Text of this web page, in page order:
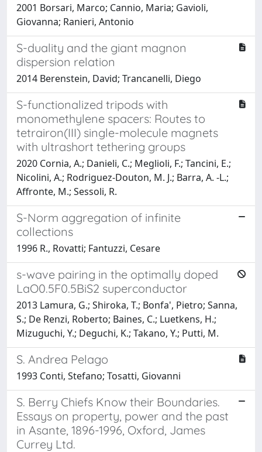
2001 Borsari, Marco; Cannio, Maria; Gavioli,
Giovanna; Ranieri, Antonio
S-duality and the giant magnon
dispersion relation
2014 Berenstein, David; Trancanelli, Diego
S-functionalized tripods with
monomethylene spacers: Routes to
tetrairon(III) single-molecule magnets
with ultrashort tethering groups
2020 Cornia, A.; Danieli, C.; Meglioli, F.; Tancini, E.;
Nicolini, A.; Rodriguez-Douton, M. J.; Barra, A. -L.;
Affronte, M.; Sessoli, R.
S-Norm aggregation of infinite
collections
1996 R., Rovatti; Fantuzzi, Cesare
s-wave pairing in the optimally doped
LaO0.5F0.5BiS2 superconductor
2013 Lamura, G.; Shiroka, T.; Bonfa', Pietro; Sanna,
S.; De Renzi, Roberto; Baines, C.; Luetkens, H.;
Mizuguchi, Y.; Deguchi, K.; Takano, Y.; Putti, M.
S. Andrea Pelago
1993 Conti, Stefano; Tosatti, Giovanni
S. Berry Chiefs Know their Boundaries.
Essays on property, power and the past
in Asante, 1896-1996, Oxford, James
Currey Ltd.